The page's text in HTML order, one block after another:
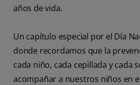
años de vida.
Un capítulo especial por el Día
donde recordamos que la
cada niño, cada cepillada y cada
acompañar a nuestros niños en